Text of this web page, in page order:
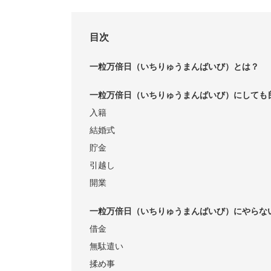
目次
一粒万倍日（いちりゅうまんばいび）とは？
一粒万倍日（いちりゅうまんばいび）にしても
入籍
結婚式
貯金
引越し
開業
一粒万倍日（いちりゅうまんばいび）にやらな
借金
無駄遣い
揉め事